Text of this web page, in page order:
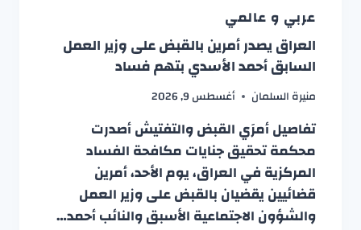
عربي و عالمي
العراق يصدر أمرين بالقبض على وزير العمل
السابق أحمد الأسدي بتهم فساد
منيرة السلمان أغسطس 9, 2026
تفاصيل أمرَي القبض والتفتيش أصدرت
محكمة تحقيق جنايات مكافحة الفساد
المركزية في العراق، يوم الأحد، أمرين
قضائيين يقضيان بالقبض على وزير العمل
والشؤون الاجتماعية الأسبق والنائب أحمد…